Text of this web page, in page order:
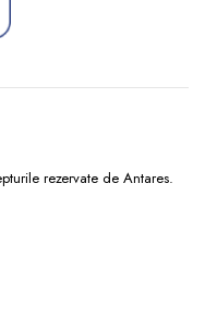
rezervate de Antares.